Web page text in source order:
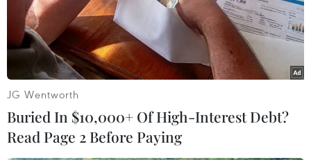
#NASA #Mặt Trăng Europa
#Sao Mộc
#Thám hiểm
#Thiết bị khoa học
Theo dõi VietnamPlus
JG Wentworth
Buried In $10,000+ Of High-Interest Debt?
Read Page 2 Before Paying